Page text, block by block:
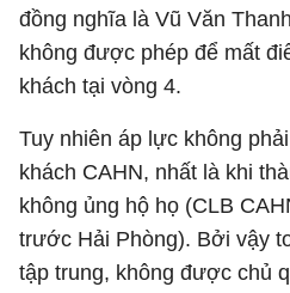
đồng nghĩa là Vũ Văn
không được phép để mất
khách tại vòng 4.
Tuy nhiên áp lực không
khách CAHN, nhất là khi
không ủng hộ họ (CLB
trước Hải Phòng). Bởi vậy
tập trung, không được chủ